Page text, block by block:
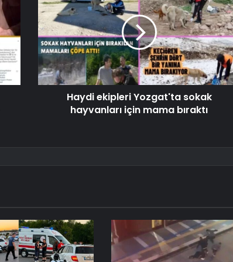
Haydi ekipleri Yozgat'ta sokak
hayvanları için mama bıraktı